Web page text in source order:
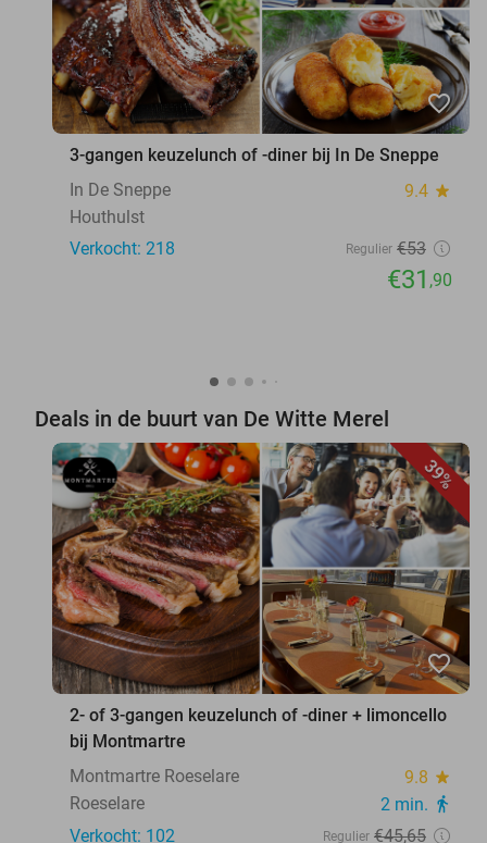
favorite_border
3-gangen keuzelunch of -diner bij In De Sneppe
In De Sneppe
9.4 star
Houthulst
Verkocht: 218
Regulier €53
€31 ,90
Deals in de buurt van De Witte Merel
39%
favorite_border
2- of 3-gangen keuzelunch of -diner + limoncello
bij Montmartre
Montmartre Roeselare
9.8 star
Roeselare 2 min. directions_walk
Verkocht: 102 Regulier €45,65